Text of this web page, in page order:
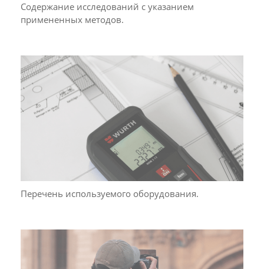
Содержание исследований с указанием
примененных методов.
Перечень используемого оборудования.